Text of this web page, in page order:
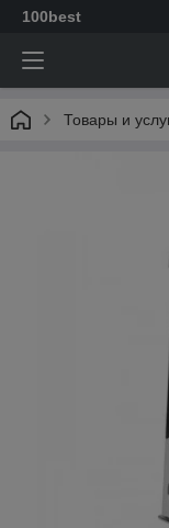
100best
Товары и